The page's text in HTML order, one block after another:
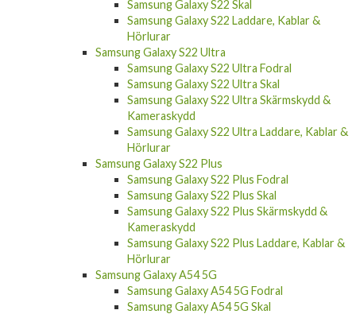
Samsung Galaxy S22 Skal
Samsung Galaxy S22 Laddare, Kablar &
Hörlurar
Samsung Galaxy S22 Ultra
Samsung Galaxy S22 Ultra Fodral
Samsung Galaxy S22 Ultra Skal
Samsung Galaxy S22 Ultra Skärmskydd &
Kameraskydd
Samsung Galaxy S22 Ultra Laddare, Kablar &
Hörlurar
Samsung Galaxy S22 Plus
Samsung Galaxy S22 Plus Fodral
Samsung Galaxy S22 Plus Skal
Samsung Galaxy S22 Plus Skärmskydd &
Kameraskydd
Samsung Galaxy S22 Plus Laddare, Kablar &
Hörlurar
Samsung Galaxy A54 5G
Samsung Galaxy A54 5G Fodral
Samsung Galaxy A54 5G Skal